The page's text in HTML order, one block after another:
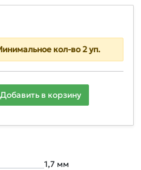
кол-во 2 уп.
Добавить в корзину
1,7 мм